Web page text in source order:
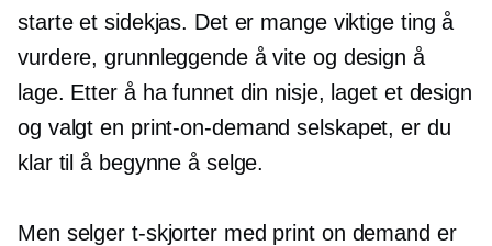
starte et sidekjas. Det er mange viktige ting å
vurdere, grunnleggende å vite og design å
lage. Etter å ha funnet din nisje, laget et design
og valgt en print-on-demand selskapet, er du
klar til å begynne å selge.
Men selger t-skjortermed print on demand er